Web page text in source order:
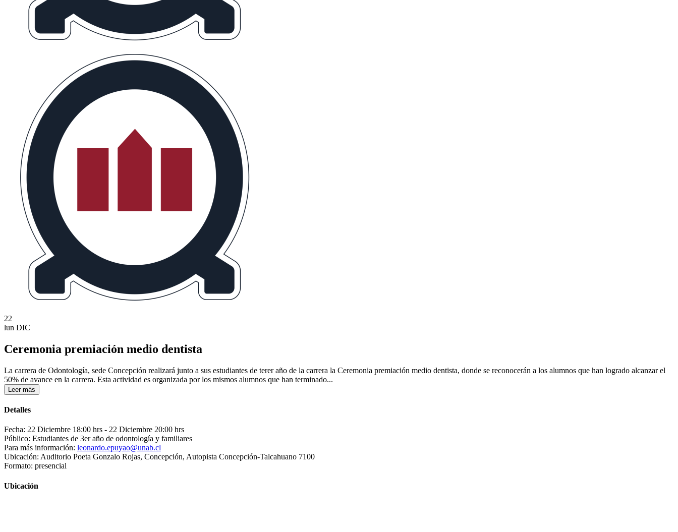
22
lun DIC
Ceremonia premiación medio dentista
La carrera de Odontología, sede Concepción realizará junto a sus estudiantes de terer año de la carrera la Ceremonia premiación medio dentista, donde se reconocerán a los alumnos que han logrado alcanzar el
50% de avance en la carrera. Esta actividad es organizada por los mismos alumnos que han terminado...
Leer más
Detalles
Fecha: 22 Diciembre 18:00 hrs - 22 Diciembre 20:00 hrs
Público: Estudiantes de 3er año de odontología y familiares
Para más información: leonardo.epuyao@unab.cl
Ubicación: Auditorio Poeta Gonzalo Rojas, Concepción, Autopista Concepción-Talcahuano 7100
Formato: presencial
Ubicación